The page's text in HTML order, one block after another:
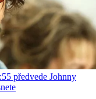
předvede Johnny